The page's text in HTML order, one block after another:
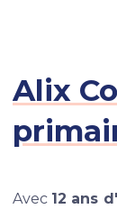
Alix
Avec 12 ans